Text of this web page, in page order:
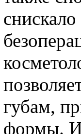
губам,
формы. И